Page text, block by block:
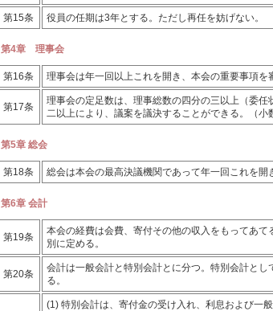
第15条 役員の任期は3年とする。ただし再任を妨げない。
第4章 理事会
第16条 理事会は年一回以上これを開き、本会の重要事項を
第17条
理事会の定足数は、理事総数の四分の三以上（委
二以上により、議案を議決することができる。（小
第5章 総会
第18条 総会は本会の最高決議機関であって年一回これを開
第6章 会計
第19条
本会の経費は会費、寄付その他の収入をもってあ
別に定める。
第20条
会計は一般会計と特別会計とに分つ。特別会計と
る。
(1) 特別会計は、寄付金の受け入れ、利息および一